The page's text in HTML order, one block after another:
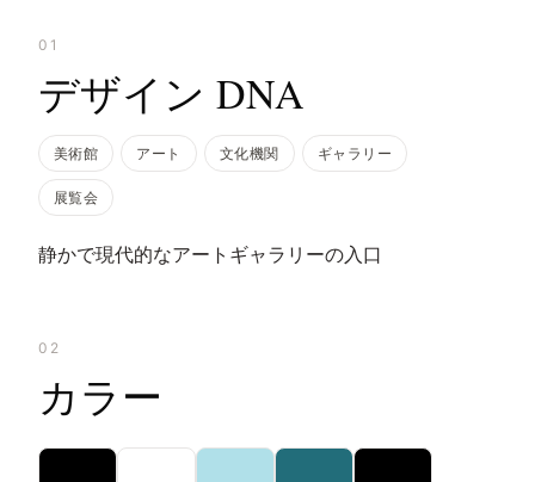
01
デザイン DNA
美術館 アート 文化機関 ギャラリー
展覧会
静かで現代的なアートギャラリーの入口
02
カラー